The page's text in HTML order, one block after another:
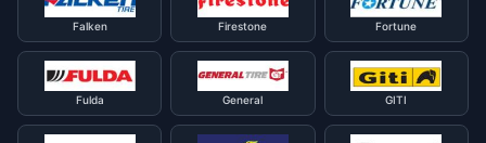
Falken Firestone Fortune
Fulda General GITI